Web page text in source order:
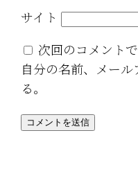
サイト
次回のコメント
自分の名前、メー
る。